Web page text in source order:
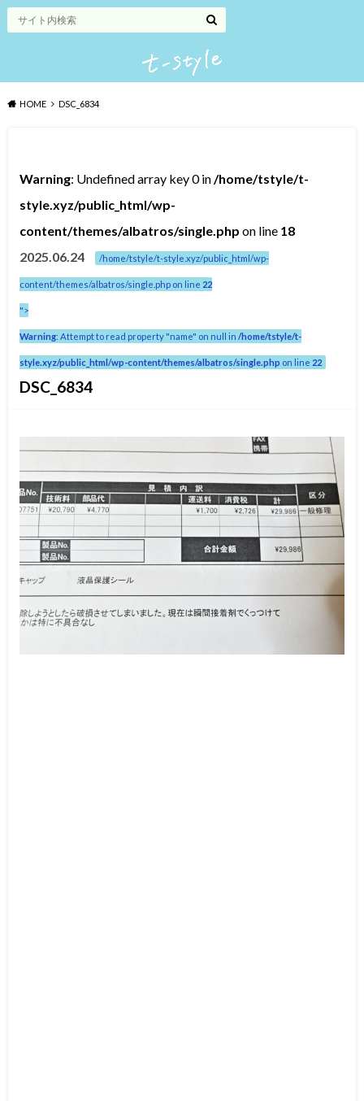
HOME DSC_6834
Warning: Undefined array key 0 in/home/tstyle/t-
style.xyz/public_html/wp-
content/themes/albatros/single.php on line 18
2025.06.24
/home/tstyle/t-style.xyz/public_html/wp-
content/themes/albatros/single.php on line 22
">
Warning: Attempt to read property "name" on null in/home/tstyle/t-
style.xyz/public_html/wp-content/themes/albatros/single.php on line 22
DSC_6834